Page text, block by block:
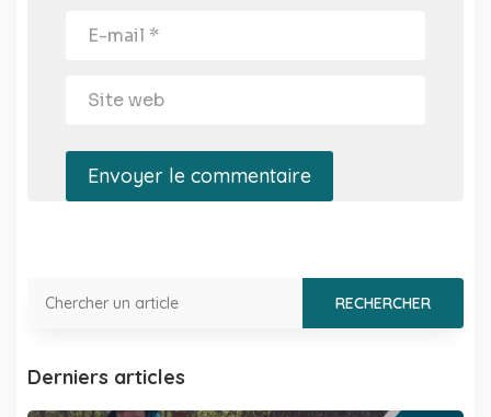
Envoyer le commentaire
Derniers articles